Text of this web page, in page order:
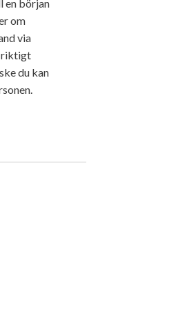
en början
om
via
riktigt
du kan